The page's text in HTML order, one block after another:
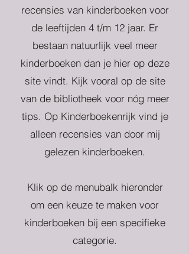
recensies van kinderboeken voor
de leeftijden 4 t/m 12 jaar. Er
bestaan natuurlijk veel meer
kinderboeken dan je hier op deze
site vindt. Kijk vooral op de site
van de bibliotheek voor nóg meer
tips. Op Kinderboekenrijk vind je
alleen recensies van door mij
gelezen kinderboeken.
Klik op de menubalk hieronder
om een keuze te maken voor
kinderboeken bij een specifieke
categorie.